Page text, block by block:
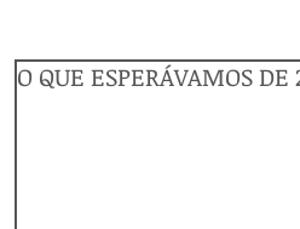
O QUE ESPERÁVAMOS DE